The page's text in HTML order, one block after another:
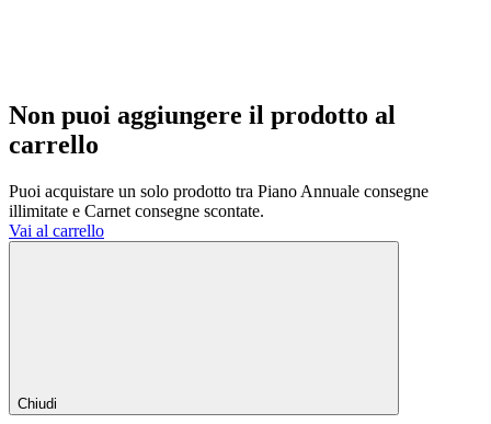
Non puoi aggiungere il prodotto al
carrello
Puoi acquistare un solo prodotto tra Piano Annuale consegne
illimitate e Carnet consegne scontate.
Vai al carrello
Chiudi